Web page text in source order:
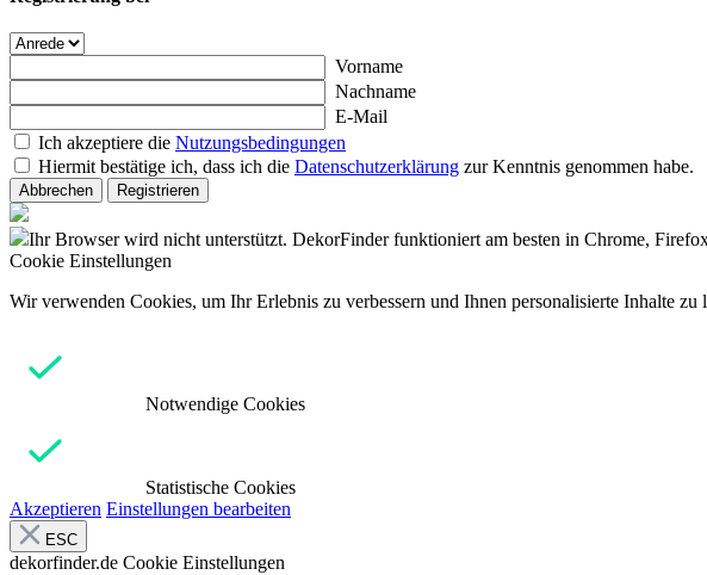
Vorname
Nachname
E-Mail
Ich akzeptiere die Nutzungsbedingungen
Hiermit bestätige ich, dass ich die Datenschutzerklärung zur Kenntnis genommen habe.
Abbrechen Registrieren
Ihr Browser wird nicht unterstützt. DekorFinder funktioniert am besten in Chrome,
Cookie Einstellungen
Wir verwenden Cookies, um Ihr Erlebnis zu verbessern und Ihnen personalisierte Inhalte
Notwendige Cookies
Statistische Cookies
Akzeptieren Einstellungen bearbeiten
ESC
dekorfinder.de Cookie Einstellungen